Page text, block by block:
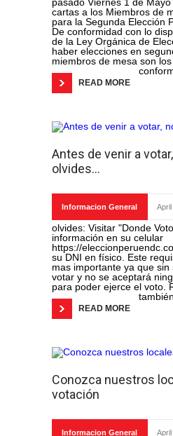
pasado Viernes 1 de
cartas a los Miembros de
para la Segunda Elección
De conformidad con lo
de la Ley Orgánica de
haber elecciones en
miembros de mesa son
READ MORE
Antes de venir a
olvides…
Informacion General
olvides: Visitar "Donde
información en su celular
https://
su DNI en físico. Este
mas importante ya que
votar y no se aceptará
para poder ejerce el voto.
READ MORE
Conozca nuestros
votación
Informacion General